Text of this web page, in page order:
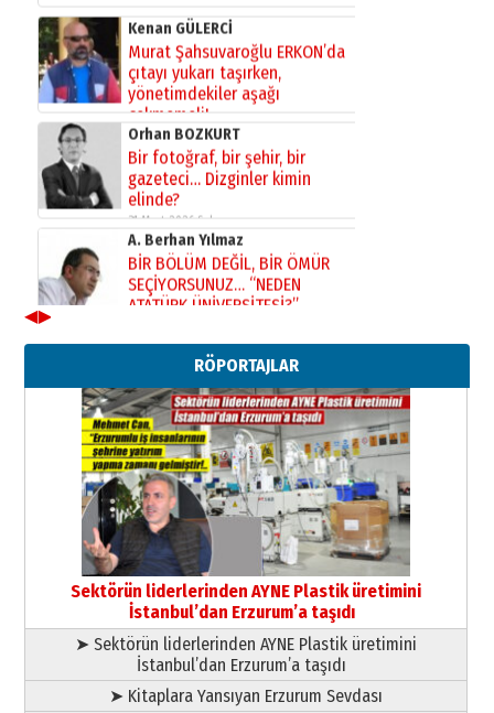
Murat Şahsuvaroğlu ERKON’da
çıtayı yukarı taşırken,
yönetimdekiler aşağı
çekmemeli!
17 Şubat 2026 SalıOrhan BOZKURT
Bir fotoğraf, bir şehir, bir
gazeteci… Dizginler kimin
elinde?
31 Mart 2026 Salı
A. Berhan Yılmaz
BİR BÖLÜM DEĞİL, BİR ÖMÜR
SEÇİYORSUNUZ… “NEDEN
ATATÜRK ÜNİVERSİTESİ?”
28 Temmuz 2026 Salı
Ahmed Yesevi’den bir Alperen…
”Reisimiz” idi… Hakka yürüdü.!
26 Mart 2026 Perşembe
Cem Bakırcı
Ardında bıraktığı hatıralarıyla
gönül adamı Faruk Terzioğlu!
13 Mayıs 2026 Çarşamba
Esat BİNDESEN
Başkan Sekmen’den Erzurum’a
bir vizyon proje daha!
02 Ağustos 2026 Pazar
◀▶
RÖPORTAJLAR
Sektörün liderlerinden AYNE Plastik üretimini
İstanbul’dan Erzurum’a taşıdı
➤ Sektörün liderlerinden AYNE Plastik üretimini
İstanbul’dan Erzurum’a taşıdı
➤ Kitaplara Yansıyan Erzurum Sevdası